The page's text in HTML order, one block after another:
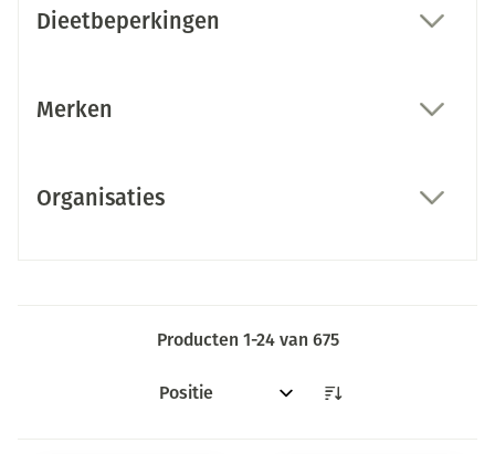
Dieetbeperkingen
Merken
Organisaties
Producten 1-24van 675
Sorteer op: